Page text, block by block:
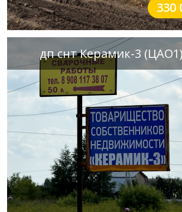
330
дп снт Керамик-3 (ЦАО1)